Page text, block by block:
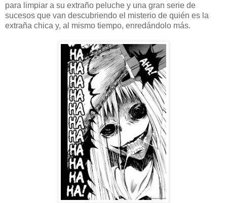
para limpiar a su extraño peluche y una gran serie de
sucesos que van descubriendo el misterio de quién es la
extraña chica y, al mismo tiempo, enredándolo más.